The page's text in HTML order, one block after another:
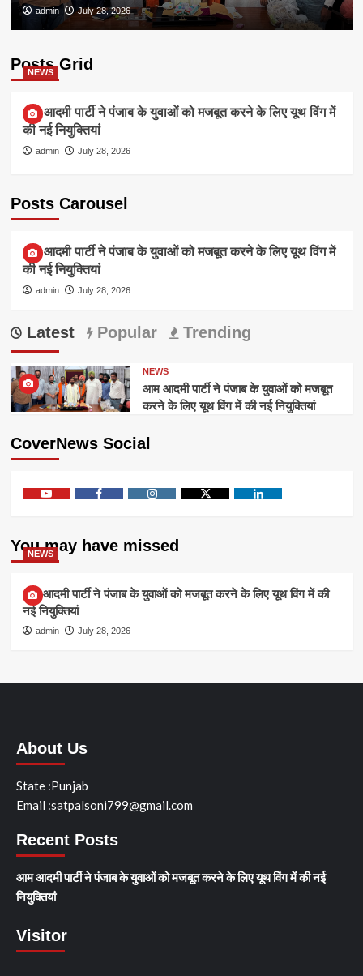
admin July 28, 2026
Posts Grid
NEWS
आम आदमी पार्टी ने पंजाब के युवाओं को मजबूत करने के लिए यूथ विंग में
की नई नियुक्तियां
admin July 28, 2026
Posts Carousel
NEWS
आम आदमी पार्टी ने पंजाब के युवाओं को मजबूत करने के लिए यूथ विंग में
की नई नियुक्तियां
admin July 28, 2026
Latest Popular Trending
NEWS
आम आदमी पार्टी ने पंजाब के युवाओं को मजबूत
करने के लिए यूथ विंग में की नई नियुक्तियां
CoverNews Social
You may have missed
NEWS
आम आदमी पार्टी ने पंजाब के युवाओं को मजबूत करने के लिए यूथ विंग में की
नई नियुक्तियां
admin July 28, 2026
About Us
State :Punjab
Email :satpalsoni799@gmail.com
Recent Posts
आम आदमी पार्टी ने पंजाब के युवाओं को मजबूत करने के लिए यूथ विंग में की नई
नियुक्तियां
Visitor